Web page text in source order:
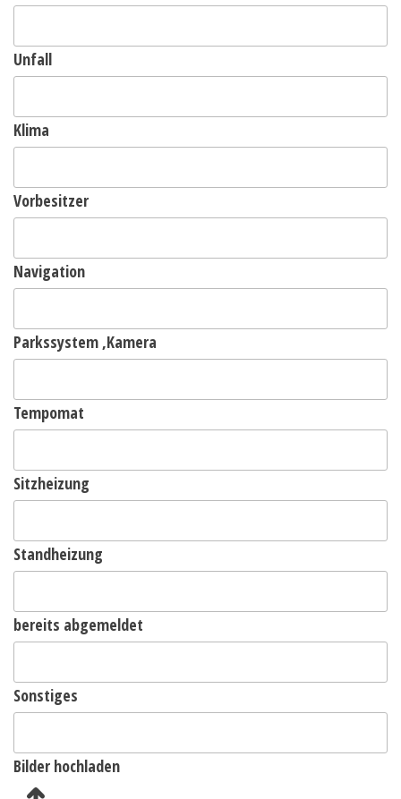
Unfall
Klima
Vorbesitzer
Navigation
Parkssystem ,Kamera
Tempomat
Sitzheizung
Standheizung
bereits abgemeldet
Sonstiges
Bilder hochladen